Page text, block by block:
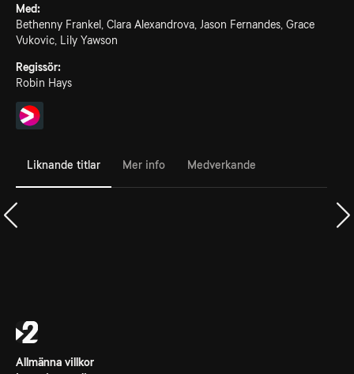
Med:
Bethenny Frankel, Clara Alexandrova, Jason Fernandes, Grace
Vukovic, Lily Yawson
Regissör:
Robin Hays
Liknande titlar Mer info Medverkande
Allmänna villkor